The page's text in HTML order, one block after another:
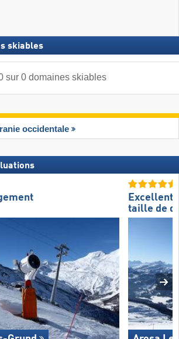
skiables
sur 0 domaines skiables
occidentale
Excellente
taille de